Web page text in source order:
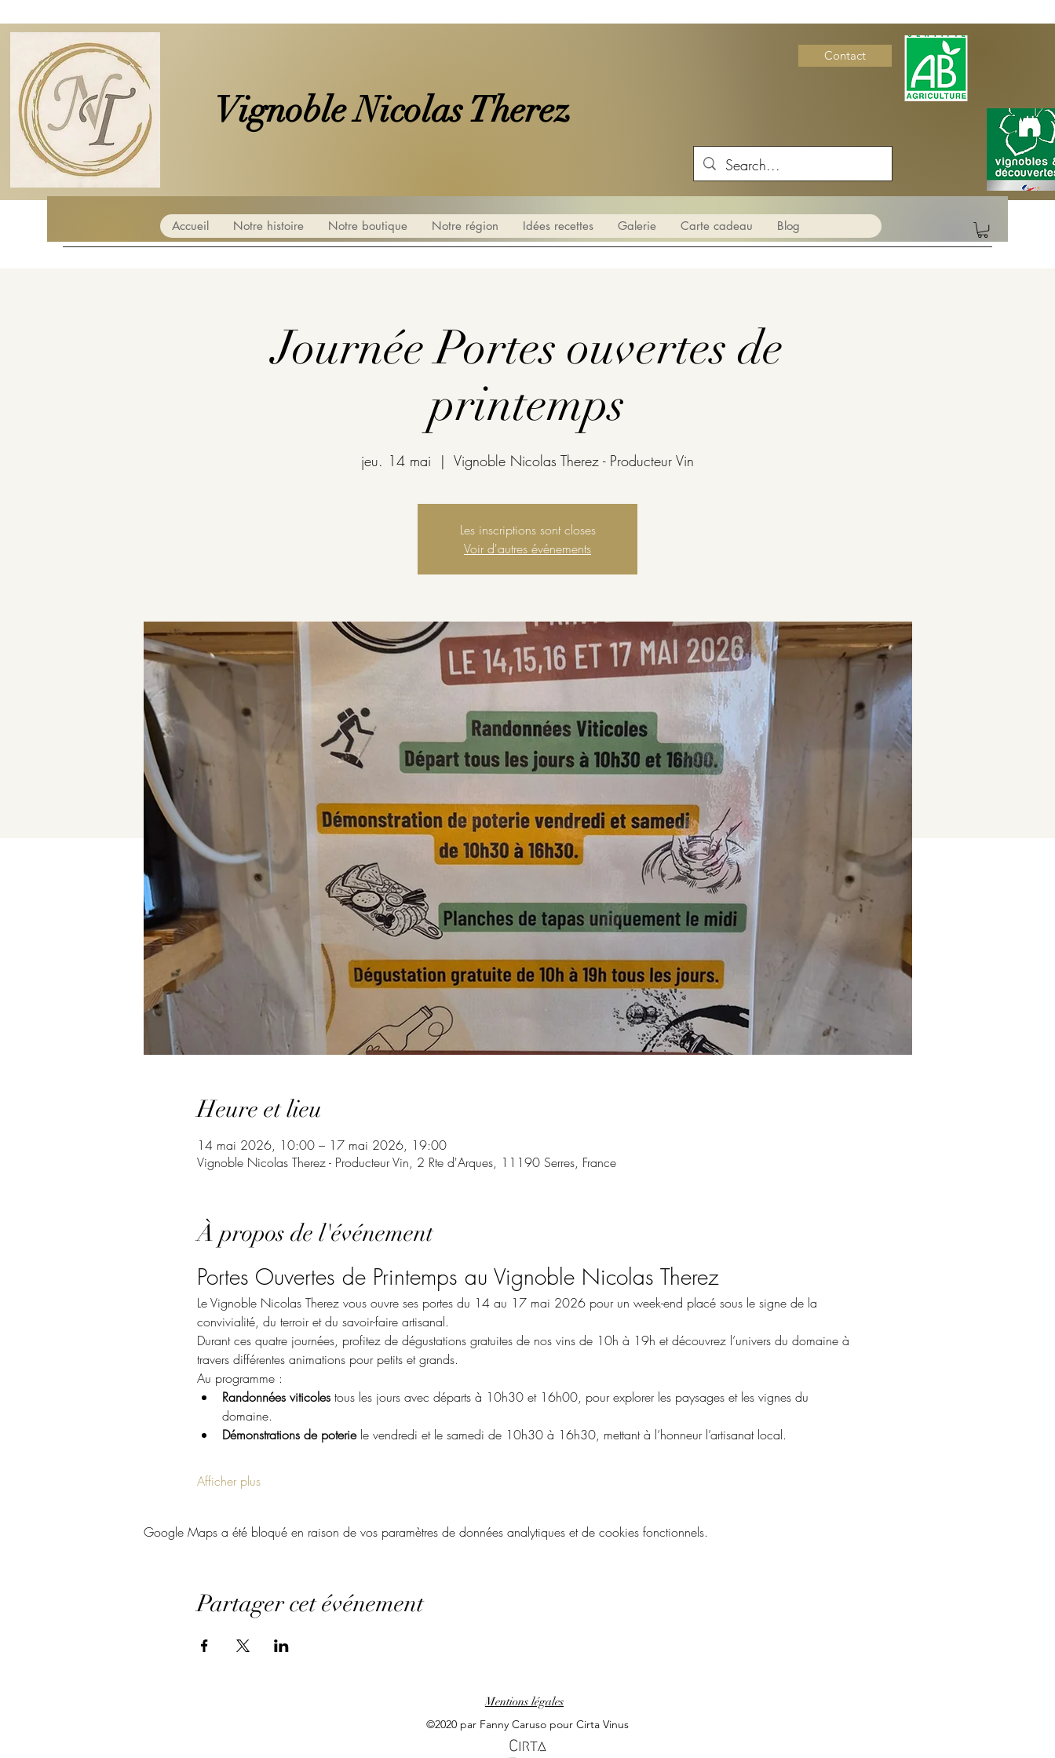
Vignoble Nicolas Therez
Contact
Accueil Notre histoire Notre boutique Notre région Idées recettes Galerie Carte cadeau Blog
Journée Portes ouvertes de
printemps
jeu. 14 mai
  |
Vignoble Nicolas Therez - Producteur Vin
Les inscriptions sont closes
Voir d'autres événements
Heure et lieu
14 mai 2026, 10:00 – 17 mai 2026, 19:00
Vignoble Nicolas Therez - Producteur Vin, 2 Rte d'Arques, 11190 Serres, France
À propos de l'événement
Portes Ouvertes de Printemps au Vignoble Nicolas Therez
Le Vignoble Nicolas Therez vous ouvre ses portes du 14 au 17 mai 2026 pour un week-end placé sous le signe de la
convivialité, du terroir et du savoir-faire artisanal.
Durant ces quatre journées, profitez de dégustations gratuites de nos vins de 10h à 19h et découvrez l’univers du domaine à
travers différentes animations pour petits et grands.
Au programme :
Randonnées viticoles tous les jours avec départs à 10h30 et 16h00, pour explorer les paysages et les vignes du
domaine.
Démonstrations de poterie le vendredi et le samedi de 10h30 à 16h30, mettant à l’honneur l’artisanat local.
Afficher plus
Google Maps a été bloqué en raison de vos paramètres de données analytiques et de cookies fonctionnels.
Partager cet événement
Mentions légales
©2020 par Fanny Caruso pour Cirta Vinus